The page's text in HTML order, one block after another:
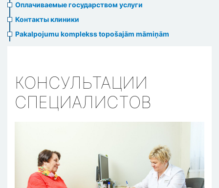
Оплачиваемые государством услуги
Контакты клиники
Pakalpojumu komplekss topošajām māmiņām
КОНСУЛЬТАЦИИ
СПЕЦИАЛИСТОВ